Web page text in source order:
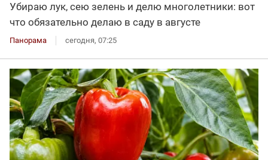
Убираю лук, сею зелень и делю многолетники: вот
что обязательно делаю в саду в августе
Панорама сегодня, 07:25